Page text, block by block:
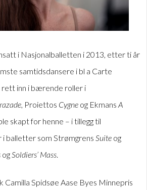
i Nasjonalballetten i 2013, etter ti år
samtidsdansere i bl a Carte
rett inn i bærende roller i
, Proiettos Cygne og Ekmans A
skapt for henne – i tillegg til
balletter som Strømgrens Suite og
ogSoldiers’ Mass.
Spidsøe Aase Byes Minnepris